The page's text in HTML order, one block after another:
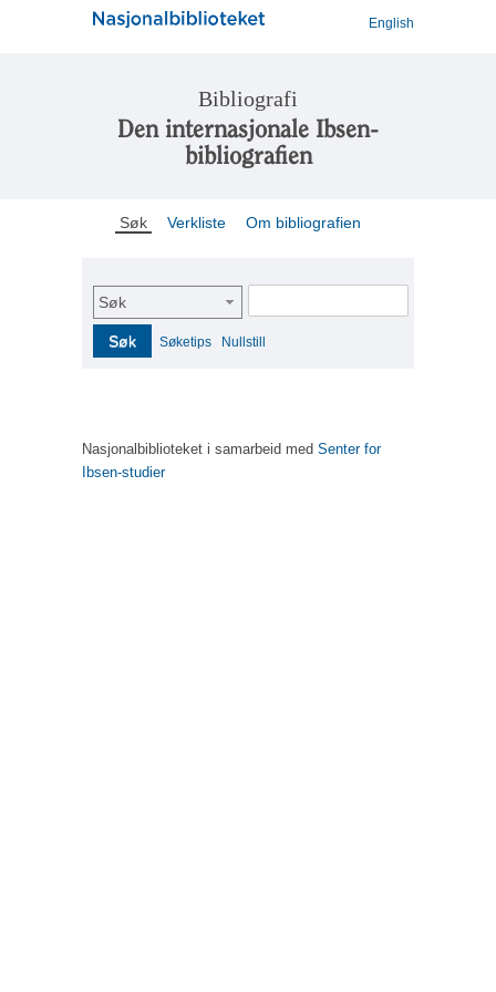
English
Bibliografi
Den internasjonale Ibsen-
bibliografien
Søk Verkliste Om bibliografien
Søk
Søk Søketips Nullstill
Nasjonalbiblioteket i samarbeid med Senter for
Ibsen-studier